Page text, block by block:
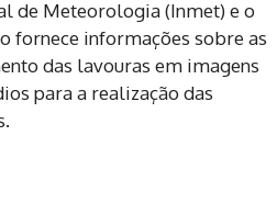
de Meteorologia (Inmet) e o
fornece informações sobre as
das lavouras em imagens
para a realização das